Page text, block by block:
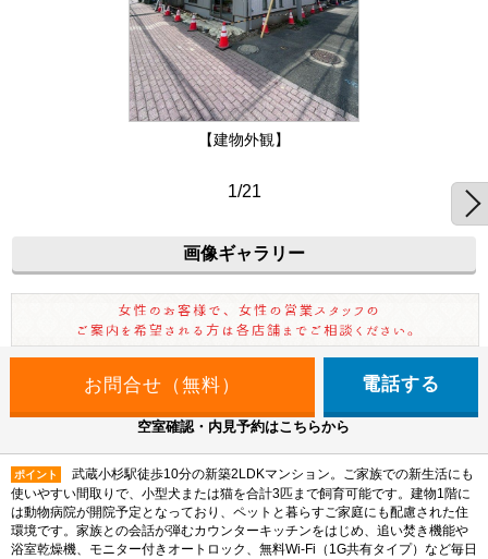
【建物外観】
1/21
画像ギャラリー
電話する
空室確認・内見予約はこちらから
ポイント
武蔵小杉駅徒歩10分の新築2LDKマンション。ご家族での新生活にも
使いやすい間取りで、小型犬または猫を合計3匹まで飼育可能です。建物1階に
は動物病院が開院予定となっており、ペットと暮らすご家庭にも配慮された住
環境です。家族との会話が弾むカウンターキッチンをはじめ、追い焚き機能や
浴室乾燥機、モニター付きオートロック、無料Wi-Fi（1G共有タイプ）など毎日